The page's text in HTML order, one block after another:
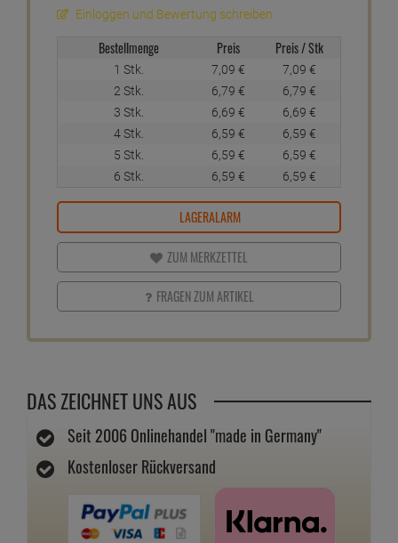
Einloggen und Bewertung schreiben
Bestellmenge Preis Preis / Stk
1 Stk. 7, 09 € 7, 09 €
2 Stk.
6, 79 € 6, 79 €
3 Stk.
6, 69 € 6, 69 €
4 Stk.
6, 59 € 6, 59 €
5 Stk.
6, 59 € 6, 59 €
6 Stk.
6, 59 € 6, 59 €
LAGERALARM
ZUM MERKZETTEL
FRAGEN ZUM ARTIKEL
DAS ZEICHNET UNS AUS
Seit 2006 Onlinehandel "made in Germany"
Kostenloser Rückversand